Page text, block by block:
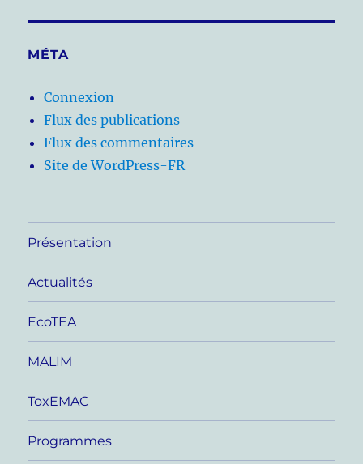
MÉTA
Connexion
Flux des publications
Flux des commentaires
Site de WordPress-FR
Présentation
Actualités
EcoTEA
MALIM
ToxEMAC
Programmes